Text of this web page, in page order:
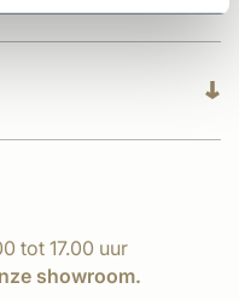
tot 17.00 uur
showroom.